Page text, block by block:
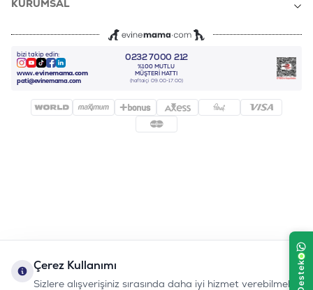
KURUMSAL
bizi takip edin:
Instagram
Youtube
TiktokFacebook
Linkedin
www.evinemama.com
pati@evinemama.com
0232 7000 212
%100 MUTLU
MÜŞTERI HATTI
(haftaiçi 09.00-17.00)
Çerez Kullanımı
Sizlere alışverişiniz sırasında daha iyi hizmet verebilmek